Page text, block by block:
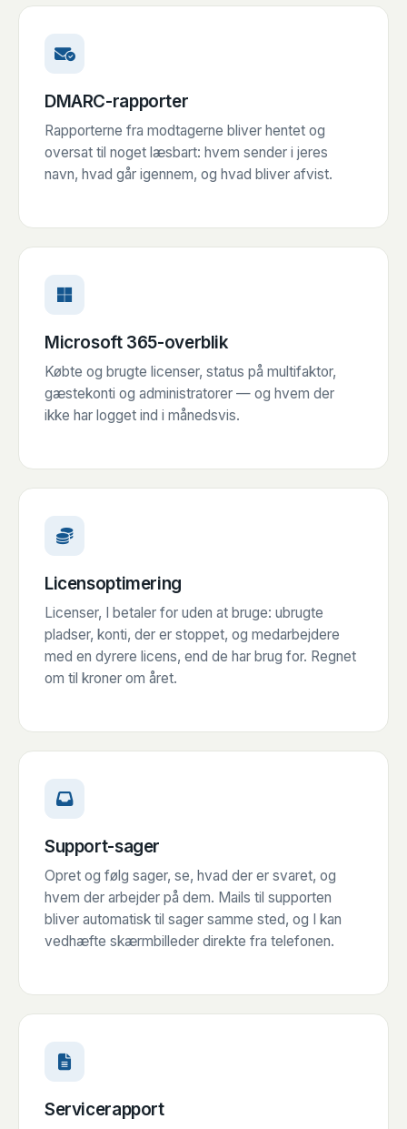
DMARC-rapporter
Rapporterne fra modtagerne bliver hentet og
oversat til noget læsbart: hvem sender i jeres
navn, hvad går igennem, og hvad bliver afvist.
Microsoft 365-overblik
Købte og brugte licenser, status på multifaktor,
gæstekonti og administratorer — og hvem der
ikke har logget ind i månedsvis.
Licensoptimering
Licenser, I betaler for uden at bruge: ubrugte
pladser, konti, der er stoppet, og medarbejdere
med en dyrere licens, end de har brug for. Regnet
om til kroner om året.
Support-sager
Opret og følg sager, se, hvad der er svaret, og
hvem der arbejder på dem. Mails til supporten
bliver automatisk til sager samme sted, og I kan
vedhæfte skærmbilleder direkte fra telefonen.
Servicerapport